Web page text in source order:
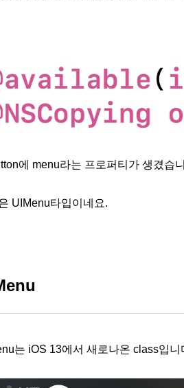
에 menu라는 프로퍼티가 생겼습
UIMenu타입이네요.
는 iOS 13에서 새로나온 class입